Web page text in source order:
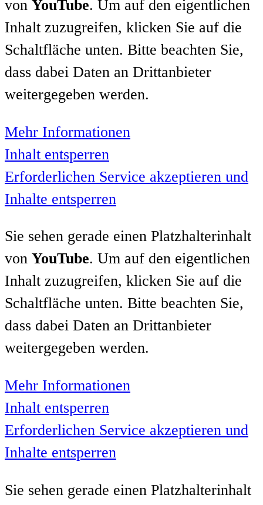
von YouTube. Um auf den eigentlichen
Inhalt zuzugreifen, klicken Sie auf die
Schaltfläche unten. Bitte beachten Sie,
dass dabei Daten an Drittanbieter
weitergegeben werden.
Mehr Informationen
Inhalt entsperren
Erforderlichen Service akzeptieren und
Inhalte entsperren
Sie sehen gerade einen Platzhalterinhalt
von YouTube. Um auf den eigentlichen
Inhalt zuzugreifen, klicken Sie auf die
Schaltfläche unten. Bitte beachten Sie,
dass dabei Daten an Drittanbieter
weitergegeben werden.
Mehr Informationen
Inhalt entsperren
Erforderlichen Service akzeptieren und
Inhalte entsperren
Sie sehen gerade einen Platzhalterinhalt